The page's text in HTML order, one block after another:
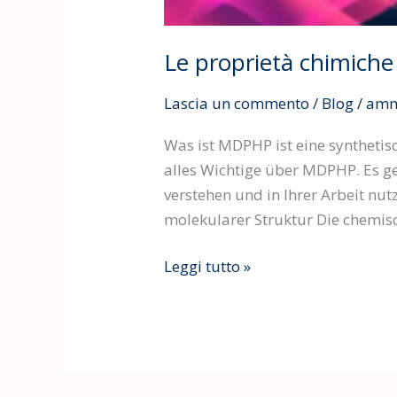
Le proprietà
Lascia un commento / Blog/
Was ist MDPHP ist eine
alles Wichtige über MDPHP. Es
verstehen und in Ihrer Arbeit
molekularer Struktur Die
Leggi tutto »